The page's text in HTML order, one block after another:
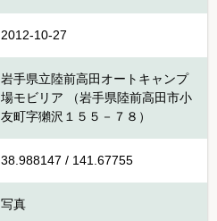
2012-10-27
岩手県立陸前高田オートキャンプ
場モビリア （岩手県陸前高田市小
友町字獺沢１５５－７８）
38.988147 / 141.67755
写真